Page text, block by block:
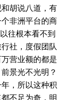
胡说八道，有
非洲平台的商
往根本看不到
社，度假团队
营业额的都是
景光不光明？
，所以这种积
不足为奇，明